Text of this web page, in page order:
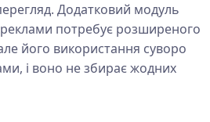
Додатковий модуль
потребує розширеного
його використання суворо
і воно не збирає жодних